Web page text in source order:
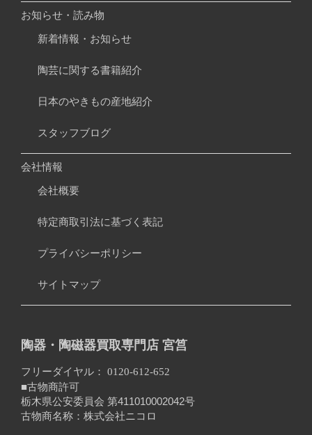
お知らせ・読み物
新着情報・お知らせ
陶芸に関する書籍紹介
日本のやきもの産地紹介
スタッフブログ
会社情報
会社概要
特定商取引法に基づく表記
プライバシーポリシー
サイトマップ
陶器・陶磁器買取専門店 宮筥
フリーダイヤル： 0120-612-652
■古物商許可
栃木県公安委員会 第411010002042号
古物商名称：株式会社ニコロ